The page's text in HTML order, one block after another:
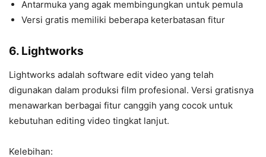
Antarmuka yang agak membingungkan untuk pemula
Versi gratis memiliki beberapa keterbatasan fitur
6. Lightworks
Lightworks adalah software edit video yang telah
digunakan dalam produksi film profesional. Versi gratisnya
menawarkan berbagai fitur canggih yang cocok untuk
kebutuhan editing video tingkat lanjut.
Kelebihan: